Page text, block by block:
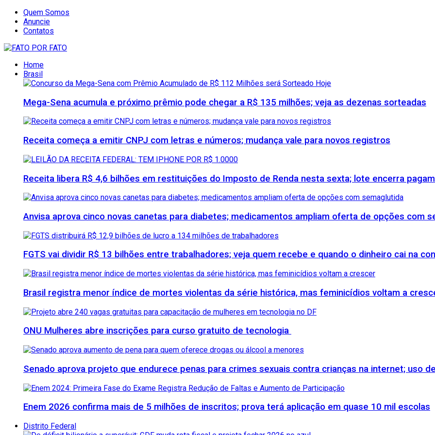
Quem Somos
Anuncie
Contatos
Home
Brasil
Mega-Sena acumula e próximo prêmio pode chegar a R$ 135 milhões; veja as dezenas sorteadas
Receita começa a emitir CNPJ com letras e números; mudança vale para novos registros
Receita libera R$ 4,6 bilhões em restituições do Imposto de Renda nesta sexta; lote encerra
Anvisa aprova cinco novas canetas para diabetes; medicamentos ampliam oferta de opções com
FGTS vai dividir R$ 13 bilhões entre trabalhadores; veja quem recebe e quando o dinheiro cai na
Brasil registra menor índice de mortes violentas da série histórica, mas feminicídios voltam a
ONU Mulheres abre inscrições para curso gratuito de tecnologia
Senado aprova projeto que endurece penas para crimes sexuais contra crianças na internet; uso
Enem 2026 confirma mais de 5 milhões de inscritos; prova terá aplicação em quase 10 mil escolas
Distrito Federal